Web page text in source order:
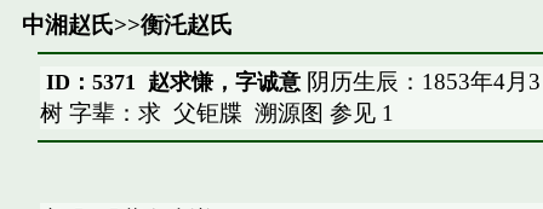
中湘赵氏>>衡汑赵氏
ID：5371 赵求慊，字诚意阴历生辰：1853年4月
树 字辈：求 父钜牒 溯源图 参见 1